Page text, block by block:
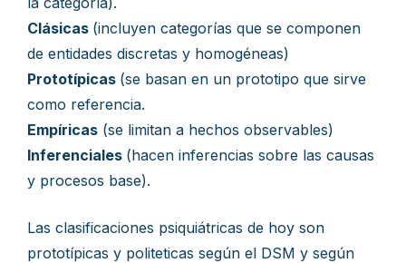
Clásicas (incluyen categorías que se componen
de entidades discretas y homogéneas)
Prototípicas (se basan en un prototipo que sirve
como referencia.
Empíricas (se limitan a hechos observables)
Inferenciales (hacen inferencias sobre las causas
y procesos base).
Las clasificaciones psiquiátricas de hoy son
prototípicas y politeticas según el DSM y según